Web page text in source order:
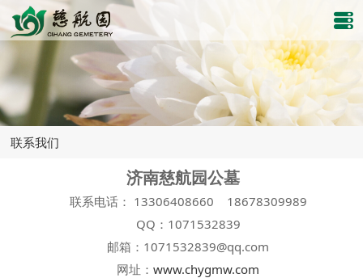
联系我们
济南慈航园公墓
联系电话： 13306408660 18678309989
QQ：1071532839
邮箱：1071532839@qq.com
网址： www.chygmw.com